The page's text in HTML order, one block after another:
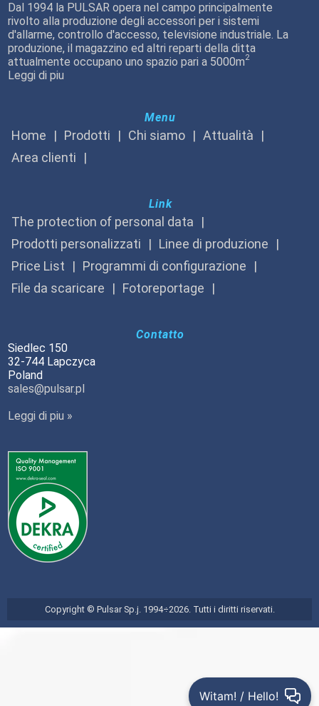
Dal 1994 la PULSAR opera nel campo principalmente
rivolto alla produzione degli accessori per i sistemi
d'allarme, controllo d'accesso, televisione industriale. La
produzione, il magazzino ed altri reparti della ditta
attualmente occupano uno spazio pari a 5000m2
Leggi di piu
Menu
Home Prodotti Chi siamo
Attualità
Area clienti
Link
The protection of personal data
Prodotti personalizzati
Linee di produzione
Price List
Programmi di configurazione
File da scaricare
Fotoreportage
Contatto
Siedlec 150
32-744 Lapczyca
Poland
sales@pulsar.pl
Leggi di piu »
Copyright © Pulsar Sp.j. 1994÷2026. Tutti i diritti riservati.
Witam! / Hello!